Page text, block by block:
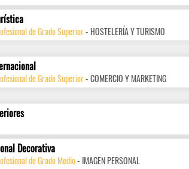
de Grado Superior- HOSTELERÍA Y TURISMO
de Grado Superior- COMERCIO Y MARKETING
Decorativa
de Grado Medio- IMAGEN PERSONAL